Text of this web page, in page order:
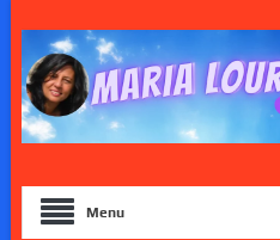
Menu